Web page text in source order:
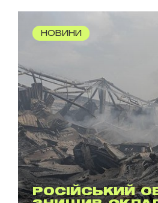
НОВИНИ
РОСІЙСЬКИЙ